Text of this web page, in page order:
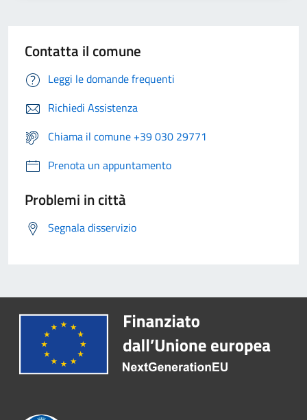
Contatta il comune
Leggi le domande frequenti
Richiedi Assistenza
Chiama il comune +39 030 29771
Prenota un appuntamento
Problemi in città
Segnala disservizio